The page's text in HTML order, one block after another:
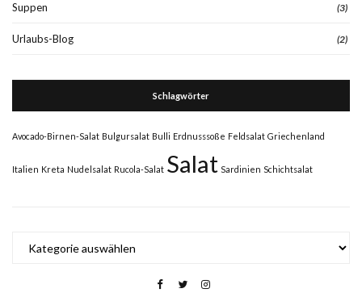
Suppen (3)
Urlaubs-Blog (2)
Schlagwörter
Avocado-Birnen-Salat Bulgursalat Bulli Erdnusssoße Feldsalat Griechenland
Italien Kreta Nudelsalat Rucola-Salat Salat Sardinien Schichtsalat